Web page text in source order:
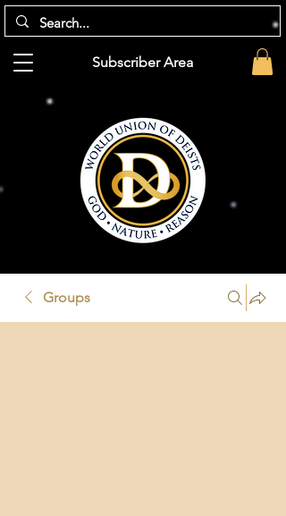
Subscriber Area
Groups